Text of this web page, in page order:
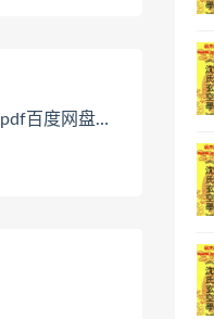
网盘下载学习